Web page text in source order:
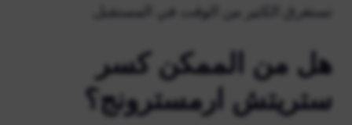
تستغرق الكثير من الوقت في المستقبل.
هل من الممكن كسر
ستريتش ارمسترونج؟